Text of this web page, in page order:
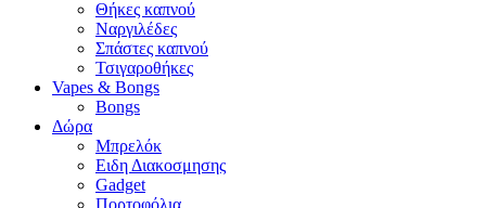
Θήκες καπνού
Ναργιλέδες
Σπάστες καπνού
Τσιγαροθήκες
Vapes & Bongs
Bongs
Δώρα
Μπρελόκ
Eιδη Διακοσμησης
Gadget
Πορτοφόλια